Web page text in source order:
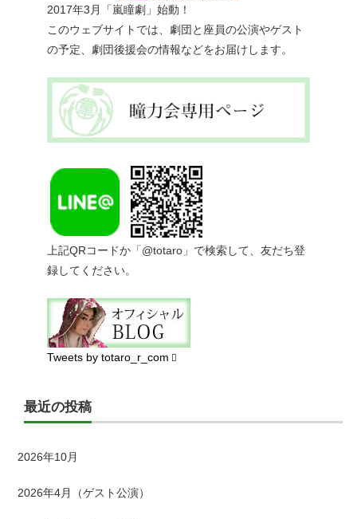
2017年3月「嵐瞳劇」始動！
このウェブサイトでは、劇団と座員の公演やゲスト
の予定、劇団後援会の情報などをお届けします。
上記QRコードか「@totaro」で検索して、友だち登
録してください。
Tweets by totaro_r_com
最近の投稿
2026年10月
2026年4月（ゲスト公演）